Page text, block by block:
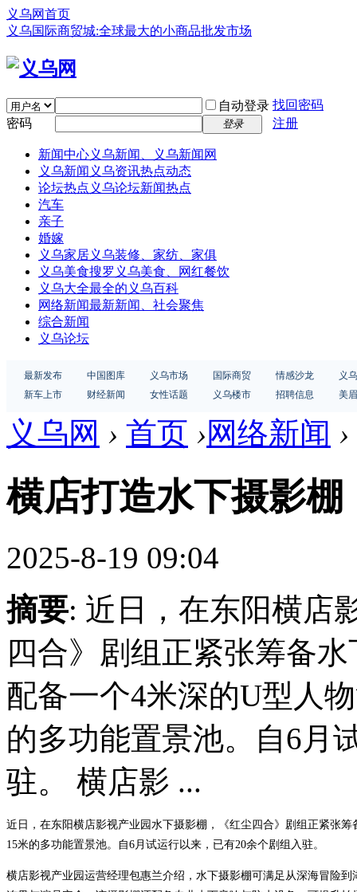
义乌网首页
义乌国际商贸城:全球最大的小商品批发市场
自动登录 找回密码
密码
登录 注册
新闻中心义乌新闻、义乌新闻网
义乌新闻 义乌资讯热点动态
论坛热点 义乌论坛新闻热点
汽车
亲子
婚嫁
义乌家居义乌装修、家纺、家俱
义乌美食搜罗义乌美食、网红餐饮
义乌大全最全的义乌百科
网络新闻最新新闻、社会聚焦
综合新闻
义乌论坛
最新发布 中国图库 义乌市场 国际商贸 情感沙龙
义
新车上市
财经新闻 女性话题 义乌楼市 招聘信息 美
义乌网 › 首页 ›网络新闻 ›
横店打造水下摄影棚
2025-8-19 09:04
摘要: 近日，在东阳横店
四合》剧组正紧张筹备
配备一个4米深的U型人
的多功能置景池。自6月
驻。 横店影 ...
近日，在东阳横店影视产业园水下摄影棚，《红尘四合》剧组正紧张
15米的多功能置景池。自6月试运行以来，已有20余个剧组入驻。
横店影视产业园运营经理包惠兰介绍，水下摄影棚可满足从深海冒险